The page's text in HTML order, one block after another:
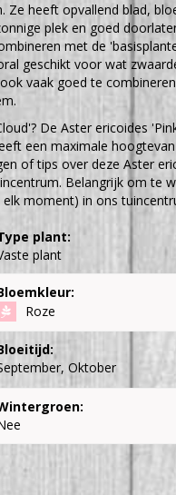
Ze heeft opvallend blad,
plek en goed
met de
geschikt voor wat
vaak goed te
De Aster ericoides
een maximale
of tips over deze Aster
Belangrijk om te
moment) in ons
plant:
plant
Roze
Oktober